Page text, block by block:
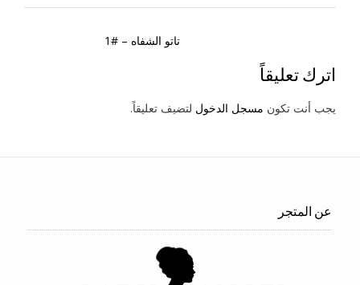
تاتو الشفاه – #1
اترك تعليقاً
يجب أنت تكون مسجل الدخول لتضيف تعليقاً.
عن المتجر